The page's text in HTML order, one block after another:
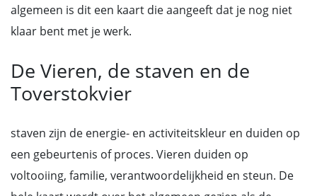
algemeen is dit een kaart die aangeeft dat je nog niet
klaar bent met je werk.
De Vieren, de staven en de
Toverstokvier
staven zijn de energie- en activiteitskleur en duiden op
een gebeurtenis of proces. Vieren duiden op
voltooiing, familie, verantwoordelijkheid en steun. De